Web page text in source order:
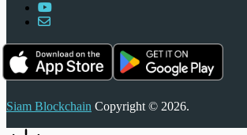
Siam Blockchain Copyright © 2026.